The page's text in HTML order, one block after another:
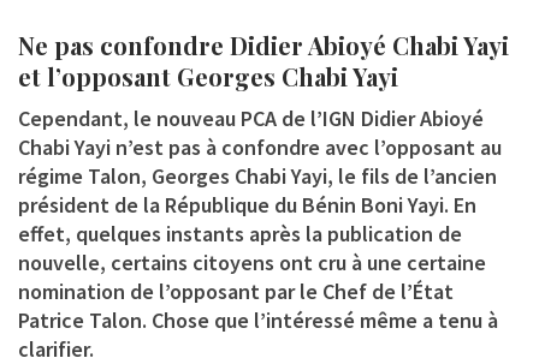
Ne pas confondre Didier Abioyé Chabi Yayi
et l’opposant Georges Chabi Yayi
Cependant, le nouveau PCA de l’IGN Didier Abioyé
Chabi Yayi n’est pas à confondre avec l’opposant au
régime Talon, Georges Chabi Yayi, le fils de l’ancien
président de la République du Bénin Boni Yayi. En
effet, quelques instants après la publication de
nouvelle, certains citoyens ont cru à une certaine
nomination de l’opposant par le Chef de l’État
Patrice Talon. Chose que l’intéressé même a tenu à
clarifier.